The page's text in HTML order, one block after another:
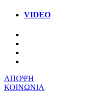
VIDEO
ΑΠΟΨΗ
ΚΟΙΝΩΝΙΑ